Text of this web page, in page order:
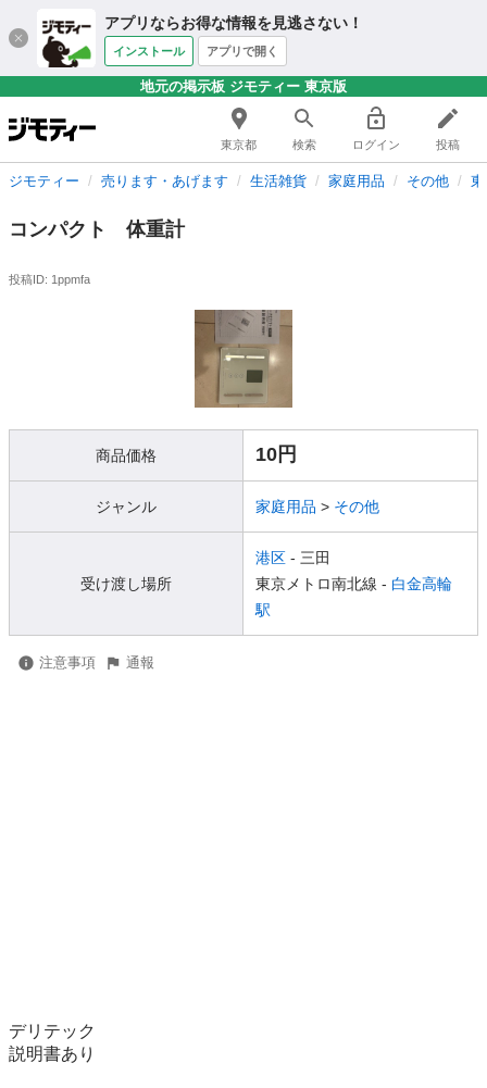
アプリならお得な情報を見逃さない！
インストール アプリで開く
地元の掲示板 ジモティー 東京版
東京都 検索 ログイン 投稿
ジモティー 売ります・あげます 生活雑貨 家庭用品 その他
コンパクト 体重計
投稿ID: 1ppmfa
商品価格 10円
ジャンル 家庭用品 > その他
受け渡し場所
港区 - 三田
東京メトロ南北線 - 白金高輪
駅
注意事項 通報
デリテック
説明書あり